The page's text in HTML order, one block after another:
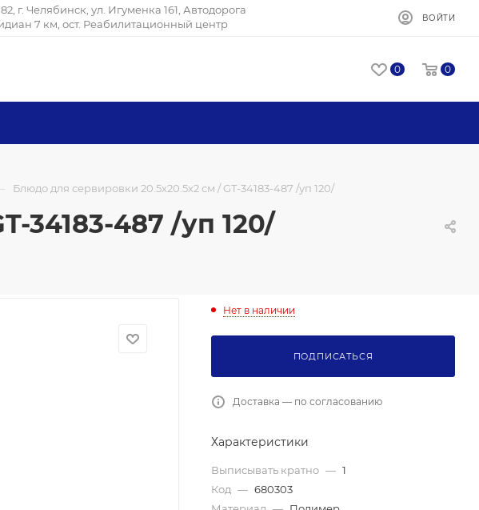
г. Челябинск, ул. Игуменка 161, Автодорога
7 км, ост. Реабилитационный центр
ВОЙТИ
0 0
Блюдо для сервировки 20.5х20.5х2 см / GT-34183-487 /уп 120/
34183-487 /уп 120/
Нет в наличии
ПОДПИСАТЬСЯ
Доставка — по согласованию
Характеристики
Выписывать кратно — 1
Код — 680303